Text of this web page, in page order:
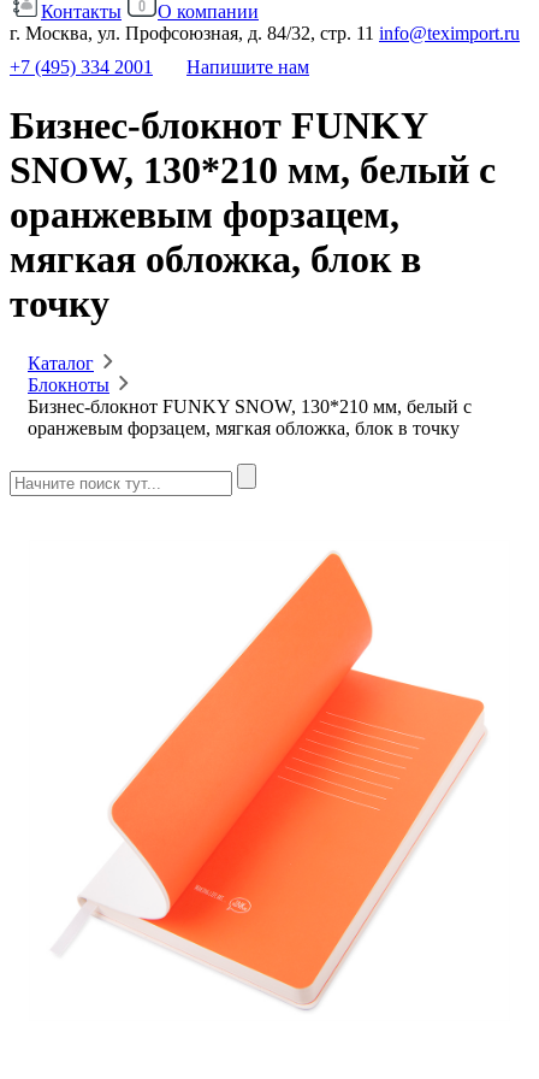
Контакты
О компании
г. Москва, ул. Профсоюзная, д. 84/32, стр. 11 info@teximport.ru
+7 (495) 334 2001
Напишите нам
Бизнес-блокнот FUNKY
SNOW, 130*210 мм, белый с
оранжевым форзацем,
мягкая обложка, блок в
точку
Каталог
Блокноты
Бизнес-блокнот FUNKY SNOW, 130*210 мм, белый с
оранжевым форзацем, мягкая обложка, блок в точку